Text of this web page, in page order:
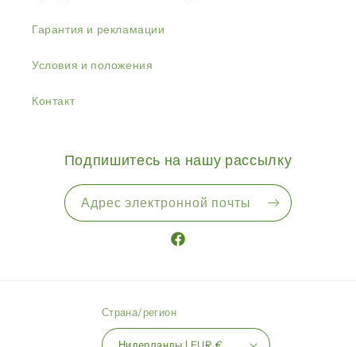
Гарантия и рекламации
Условия и положения
Контакт
Подпишитесь на нашу рассылку
Адрес электронной почты
Facebook
Страна/регион
Нидерланды | EUR €